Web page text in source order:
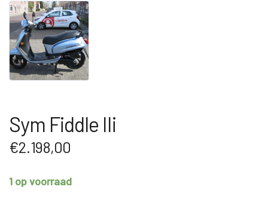
Sym Fiddle IIi
€2.198,00
1 op voorraad